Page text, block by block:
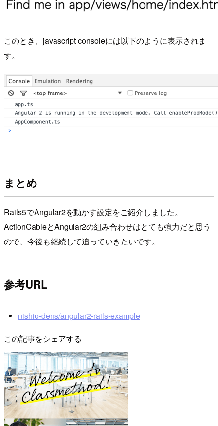
このとき、javascript consoleには以下のように表示されま
す。
まとめ
Rails5でAngular2を動かす設定をご紹介しました。
ActionCableとAngular2の組み合わせはとても強力だと思う
ので、今後も継続して追っていきたいです。
参考URL
nishio-dens/angular2-rails-example
この記事をシェアする